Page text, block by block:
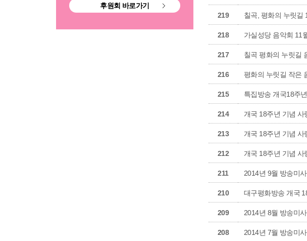
후원회 바로가기
219 칠곡, 평화의 누릿길
218 가실성당 음악회 11
217 칠곡 평화의 누릿길
216 평화의 누릿길 작은
215 특집방송 개국18주
214 개국 18주년 기념 사
213 개국 18주년 기념 사
212 개국 18주년 기념 사
211 2014년 9월 방송미사
210 대구평화방송 개국
209 2014년 8월 방송미사
208 2014년 7월 방송미사